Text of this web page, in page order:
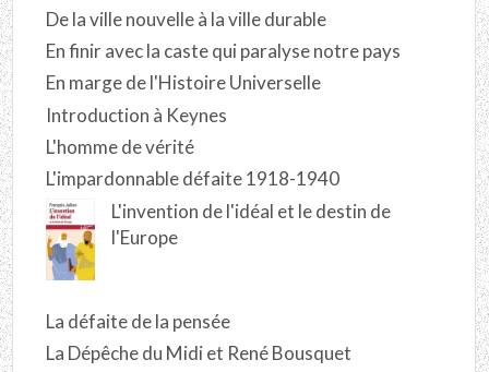
De la ville nouvelle à la ville durable
En finir avec la caste qui paralyse notre pays
En marge de l'Histoire Universelle
Introduction à Keynes
L'homme de vérité
L'impardonnable défaite 1918-1940
L'invention de l'idéal et le destin de
l'Europe
La défaite de la pensée
La Dépêche du Midi et René Bousquet